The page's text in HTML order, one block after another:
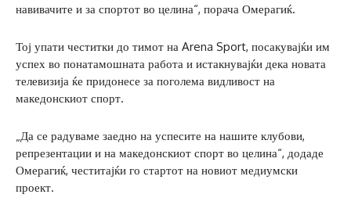
навивачите и за спортот во целина“, порача Омерагиќ.
Тој упати честитки до тимот на Arena Sport, посакувајќи им
успех во понатамошната работа и истакнувајќи дека новата
телевизија ќе придонесе за поголема видливост на
македонскиот спорт.
„Да се радуваме заедно на успесите на нашите клубови,
репрезентации и на македонскиот спорт во целина“, додаде
Омерагиќ, честитајќи го стартот на новиот медиумски
проект.